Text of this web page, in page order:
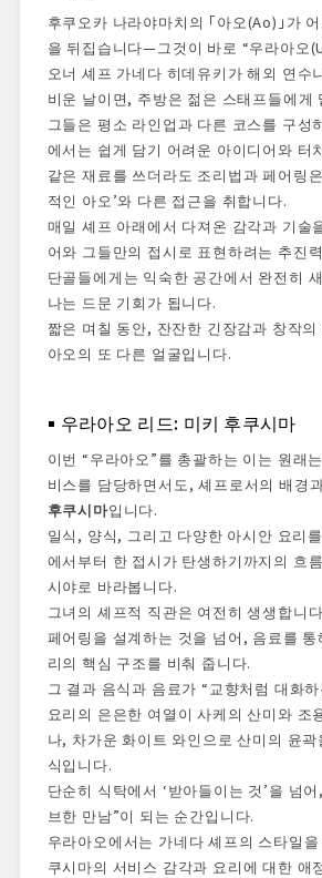
다이닝 공간
메뉴 프레젠테이션
시식한 요리
디저트 & 피날레
총평
예약 & 액세스
후쿠오카 나라야마치의 「아오(Ao)」가
을 뒤집습니다—그것이 바로 “우라아오
오너 셰프 가네다 히데유키가 해외 연수
비운 날이면, 주방은 젊은 스태프들에게
그들은 평소 라인업과 다른 코스를 구성
에서는 쉽게 담기 어려운 아이디어와 터
같은 재료를 쓰더라도 조리법과 페어링
적인 아오’와 다른 접근을 취합니다.
매일 셰프 아래에서 다져온 감각과 기술
어와 그들만의 접시로 표현하려는 추진
단골들에게는 익숙한 공간에서 완전히
나는 드문 기회가 됩니다.
짧은 며칠 동안, 잔잔한 긴장감과 창작
아오의 또 다른 얼굴입니다.
우라아오 리드: 미키 후쿠시마
이번 “우라아오”를 총괄하는 이는 원래
비스를 담당하면서도, 셰프로서의 배경
후쿠시마입니다.
일식, 양식, 그리고 다양한 아시안 요리
에서부터 한 접시가 탄생하기까지의 흐
시야로 바라봅니다.
그녀의 셰프적 직관은 여전히 생생합니
페어링을 설계하는 것을 넘어, 음료를 통
리의 핵심 구조를 비춰 줍니다.
그 결과 음식과 음료가 “교향처럼 대화
요리의 은은한 여열이 사케의 산미와 조
나, 차가운 화이트 와인으로 산미의 윤
식입니다.
단순히 식탁에서 ‘받아들이는 것’을 넘
브한 만남”이 되는 순간입니다.
우라아오에서는 가네다 셰프의 스타일
쿠시마의 서비스 감각과 요리에 대한 애